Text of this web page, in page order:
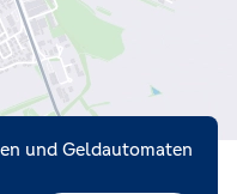
und Geldautomaten